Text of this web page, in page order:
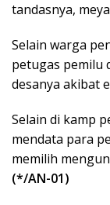
tandasnya,
Selain warga
petugas pemilu
desanya akibat
Selain di kamp
mendata para
memilih
(*/AN-01)